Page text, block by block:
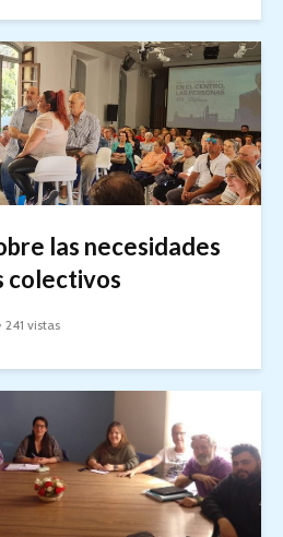
las necesidades
colectivos
241 vistas